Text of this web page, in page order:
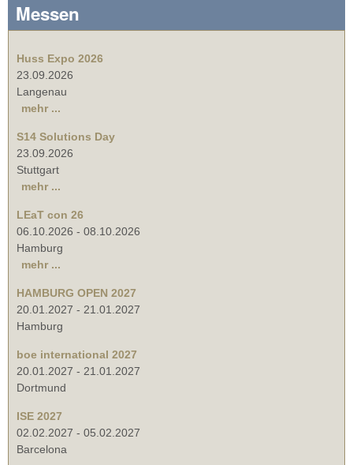
Messen
Huss Expo 2026
23.09.2026
Langenau
mehr ...
S14 Solutions Day
23.09.2026
Stuttgart
mehr ...
LEaT con 26
06.10.2026 - 08.10.2026
Hamburg
mehr ...
HAMBURG OPEN 2027
20.01.2027 - 21.01.2027
Hamburg
boe international 2027
20.01.2027 - 21.01.2027
Dortmund
ISE 2027
02.02.2027 - 05.02.2027
Barcelona